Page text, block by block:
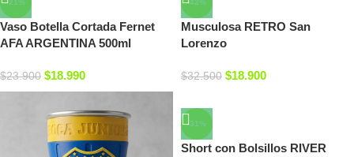
-21%
Vaso Botella Cortada Fernet
AFA ARGENTINA 500ml
$23.900 $18.990
-42%
Musculosa RETRO San
Lorenzo
$32.500 $18.900
-31%
Short con Bolsillos RIVER